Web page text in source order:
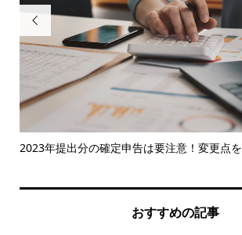

2023年提出分の確定申告は要注意！変更点
おすすめの記事